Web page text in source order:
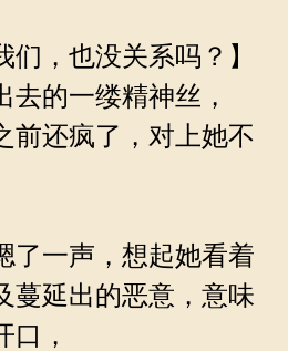
，也没关系吗？】
去的一缕精神丝，
前还疯了，对上她不
一声，想起她看着
蔓延出的恶意，意味
口，